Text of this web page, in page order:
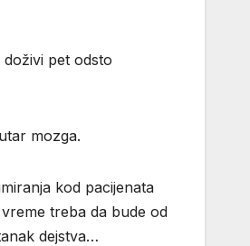
pet odsto
mozga.
kod pacijenata
treba da bude od
dejstva…